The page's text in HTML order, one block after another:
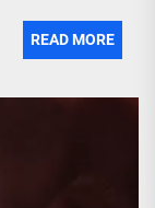
READ MORE